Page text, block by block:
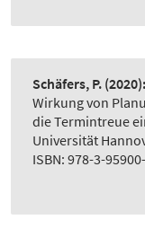
Schäfers, P. (2020):
Wirkung von
die Termintreue
Universität
ISBN: 978-3-